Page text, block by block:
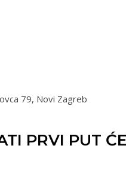
79, Novi Zagreb
PRVI PUT